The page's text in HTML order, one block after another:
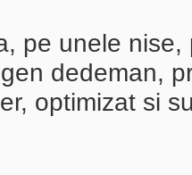
pe unele
dedeman,
optimizat si